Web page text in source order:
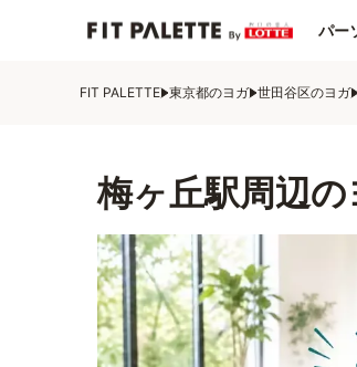
パー
FIT PALETTE 東京都のヨガ 世田谷区のヨガ
梅ヶ丘駅周辺